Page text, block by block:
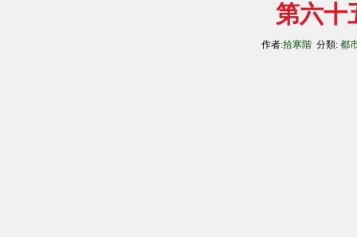
第六十
作者:拾寒階 分類: 都